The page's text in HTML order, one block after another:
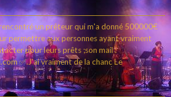
un prêteur qui m'a donné 500000€
permettre aux personnes ayant vraiment
pour leurs prêts ;son mail :
✅.J'ai vraiment de la chancLe